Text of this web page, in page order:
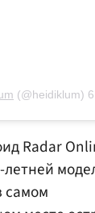
(@heidiklum) 6
Radar
самом